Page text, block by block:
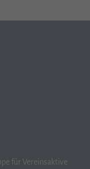
für Vereinsaktive